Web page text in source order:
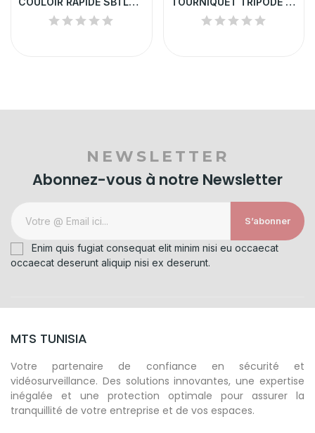
NEWSLETTER
Abonnez-vous à notre Newsletter
S’abonner
Enim quis fugiat consequat elit minim nisi eu occaecat
occaecat deserunt aliquip nisi ex deserunt.
MTS TUNISIA
Votre partenaire de confiance en sécurité et
vidéosurveillance. Des solutions innovantes, une expertise
inégalée et une protection optimale pour assurer la
tranquillité de votre entreprise et de vos espaces.